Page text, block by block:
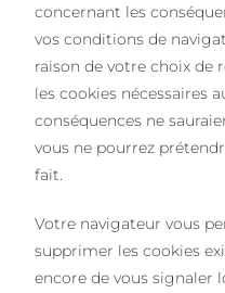
concernant les
vos conditions de
raison de votre choix de
les cookies nécessaires
conséquences ne
vous ne pourrez
fait.
Votre navigateur vous
supprimer les cookies
encore de vous signaler